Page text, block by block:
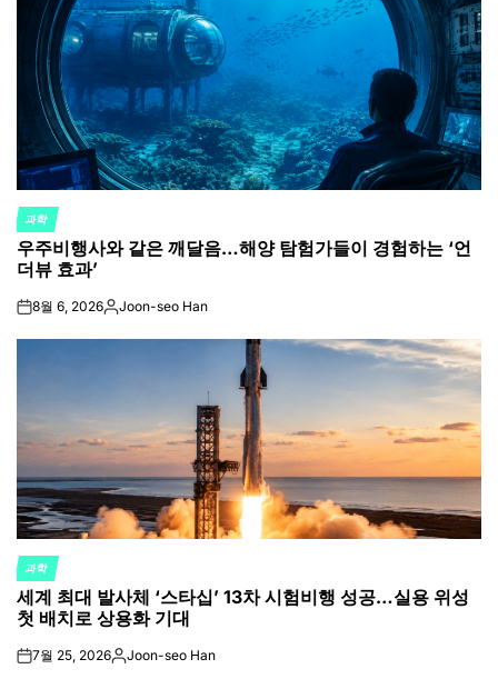
POSTED
IN
과학
우주비행사와 같은 깨달음…해양 탐험가들이 경험하는 ‘언
더뷰 효과’
on8월 6, 2026Posted
Joon-seo Han
POSTED
IN
과학
세계 최대 발사체 ‘스타십’ 13차 시험비행 성공…실용 위성
첫 배치로 상용화 기대
on7월 25, 2026Posted
Joon-seo Han